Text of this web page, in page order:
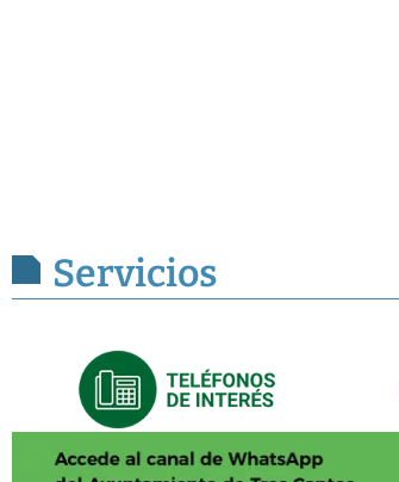
Servicios